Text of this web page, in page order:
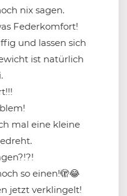
nix sagen.
Federkomfort!
und lassen sich
ist natürlich
mal eine kleine
so einen!🫣😂
jetzt verklingelt!